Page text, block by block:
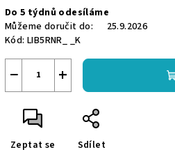
cena:
Do 5 týdnů odesíláme
Můžeme doručit do:
25.9.2026
Kód: LIB5RNR_ _K
+
−
Zeptat se Sdílet